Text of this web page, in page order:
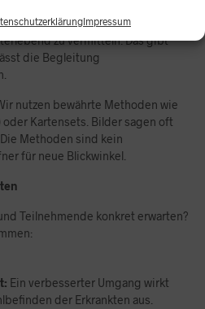
Impressum
hilft
zu vermitteln. Das gibt
die Begleitung
nutzen bewährte Methoden wie
Kartensets. Bilder sagen oft
Methoden sind kein
für neue Blickwinkel.
Teilnehmende konkret erwarten?
Ein verbesserter Umgang wirkt
der Erkrankten aus.